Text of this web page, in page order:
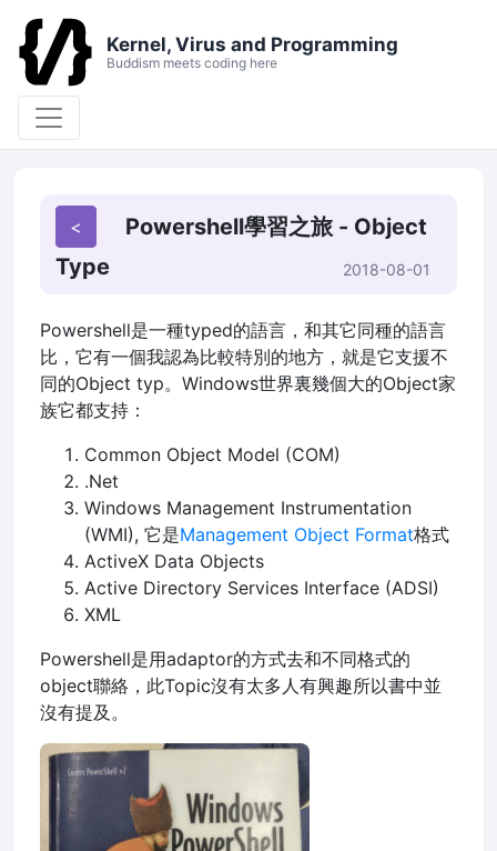
Kernel, Virus and Programming
Buddism meets coding here
Powershell學習之旅 - Object
Type
2018-08-01
Powershell是一種typed的語言，和其它同種的語言
比，它有一個我認為比較特別的地方，就是它支援不
同的Object typ。Windows世界裏幾個大的Object家
族它都支持：
Common Object Model (COM)
.Net
Windows Management Instrumentation
(WMI), 它是Management Object Format格式
ActiveX Data Objects
Active Directory Services Interface (ADSI)
XML
Powershell是用adaptor的方式去和不同格式的
object聯絡，此Topic沒有太多人有興趣所以書中並
沒有提及。